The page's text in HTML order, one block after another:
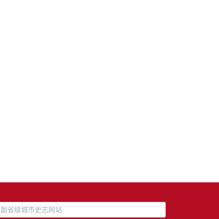
副省级城市史志网站